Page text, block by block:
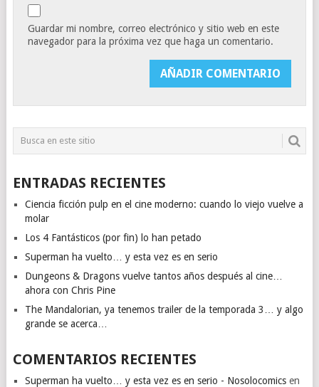
Guardar mi nombre, correo electrónico y sitio web en este
navegador para la próxima vez que haga un comentario.
ENTRADAS RECIENTES
Ciencia ficción pulp en el cine moderno: cuando lo viejo vuelve a
molar
Los 4 Fantásticos (por fin) lo han petado
Superman ha vuelto… y esta vez es en serio
Dungeons & Dragons vuelve tantos años después al cine…
ahora con Chris Pine
The Mandalorian, ya tenemos trailer de la temporada 3… y algo
grande se acerca…
COMENTARIOS RECIENTES
Superman ha vuelto… y esta vez es en serio - Nosolocomicsen